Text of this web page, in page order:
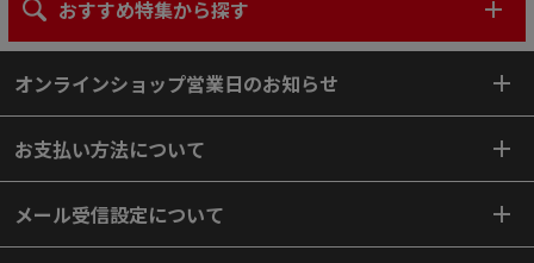
おすすめ特集から探す
オンラインショップ営業日のお知らせ
お支払い方法について
メール受信設定について